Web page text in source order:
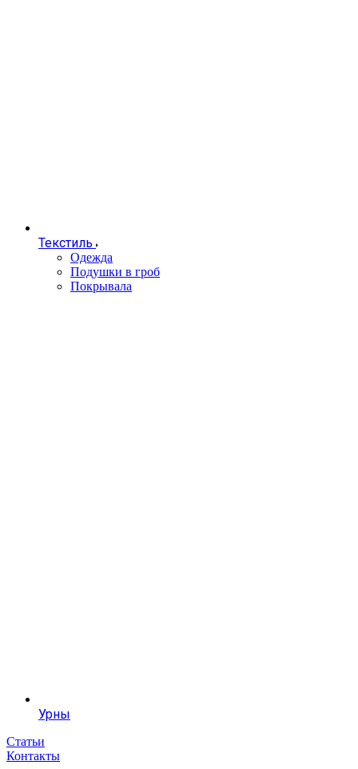
Текстиль
Одежда
Подушки в гроб
Покрывала
Урны
Статьи
Контакты